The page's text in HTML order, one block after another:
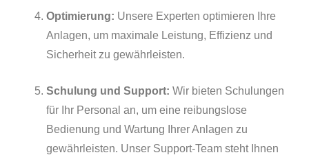
Optimierung: Unsere Experten optimieren Ihre
Anlagen, um maximale Leistung, Effizienz und
Sicherheit zu gewährleisten.
Schulung und Support: Wir bieten Schulungen
für Ihr Personal an, um eine reibungslose
Bedienung und Wartung Ihrer Anlagen zu
gewährleisten. Unser Support-Team steht Ihnen